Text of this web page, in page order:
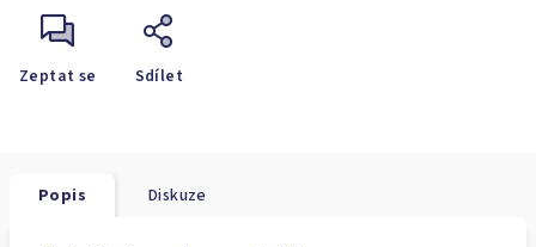
Zeptat se Sdílet
Popis Diskuze